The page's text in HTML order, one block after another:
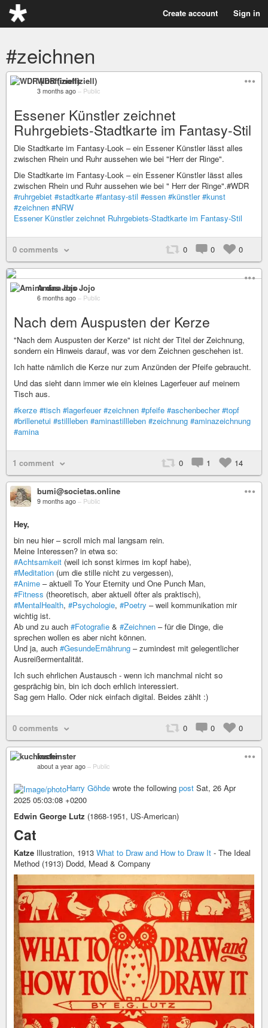
Create account Sign in
#zeichnen
WDR (inoffiziell)
3 months ago – Public
Essener Künstler zeichnet
Ruhrgebiets-Stadtkarte im Fantasy-Stil
Die Stadtkarte im Fantasy-Look – ein Essener Künstler lässt alles
zwischen Rhein und Ruhr aussehen wie bei "Herr der Ringe".
Die Stadtkarte im Fantasy-Look – ein Essener Künstler lässt alles
zwischen Rhein und Ruhr aussehen wie bei " Herr der Ringe".#WDR
#ruhrgebiet #stadtkarte #fantasy-stil #essen #künstler #kunst
#zeichnen #NRW
Essener Künstler zeichnet Ruhrgebiets-Stadtkarte im Fantasy-Stil
0 comments 0 0 0
Amina das Jojo
6 months ago – Public
Nach dem Auspusten der Kerze
"Nach dem Auspusten der Kerze" ist nicht der Titel der Zeichnung,
sondern ein Hinweis darauf, was vor dem Zeichnen geschehen ist.
Ich hatte nämlich die Kerze nur zum Anzünden der Pfeife gebraucht.
Und das sieht dann immer wie ein kleines Lagerfeuer auf meinem
Tisch aus.
#kerze #tisch #lagerfeuer #zeichnen #pfeife #aschenbecher #topf
#brillenetui #stillleben #aminastillleben #zeichnung #aminazeichnung
#amina
1 comment 0 1 14
bumi@societas.online
9 months ago – Public
Hey,
bin neu hier – scroll mich mal langsam rein.
Meine Interessen? in etwa so:
#Achtsamkeit (weil ich sonst kirmes im kopf habe),
#Meditation (um die stille nicht zu vergessen),
#Anime – aktuell To Your Eternity und One Punch Man,
#Fitness (theoretisch, aber aktuell öfter als praktisch),
#MentalHealth, #Psychologie, #Poetry – weil kommunikation mir
wichtig ist.
Ab und zu auch #Fotografie & #Zeichnen – für die Dinge, die
sprechen wollen es aber nicht können.
Und ja, auch #GesundeErnährung – zumindest mit gelegentlicher
Ausreißermentalität.
Ich such ehrlichen Austausch - wenn ich manchmal nicht so
gesprächig bin, bin ich doch erhlich interessiert.
Sag gern Hallo. Oder nick einfach digital. Beides zählt :)
0 comments 0 0 0
kuchinster
about a year ago – Public
Harry Göhde wrote the following post Sat, 26 Apr
2025 05:03:08 +0200
Edwin George Lutz (1868-1951, US-American)
Cat
Katze Illustration, 1913 What to Draw and How to Draw It - The Ideal
Method (1913) Dodd, Mead & Company